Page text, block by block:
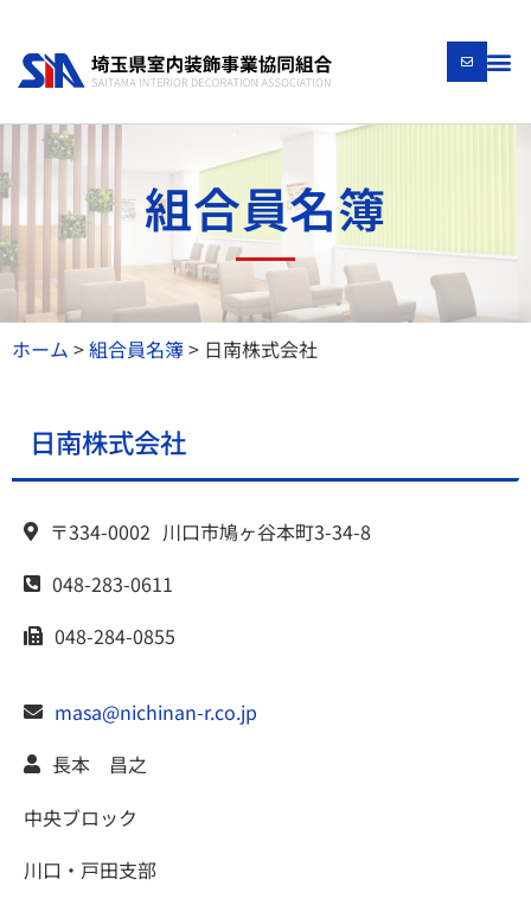
組合員名簿
ホーム >組合員名簿> 日南株式会社
日南株式会社
〒334-0002 川口市鳩ヶ谷本町3-34-8
048-283-0611
048-284-0855
masa@nichinan-r.co.jp
長本 昌之
中央ブロック
川口・戸田支部